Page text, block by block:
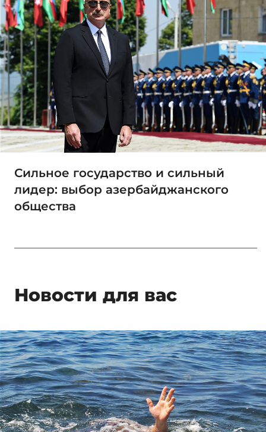
Сильное государство и сильный
лидер: выбор азербайджанского
общества
Новости для вас